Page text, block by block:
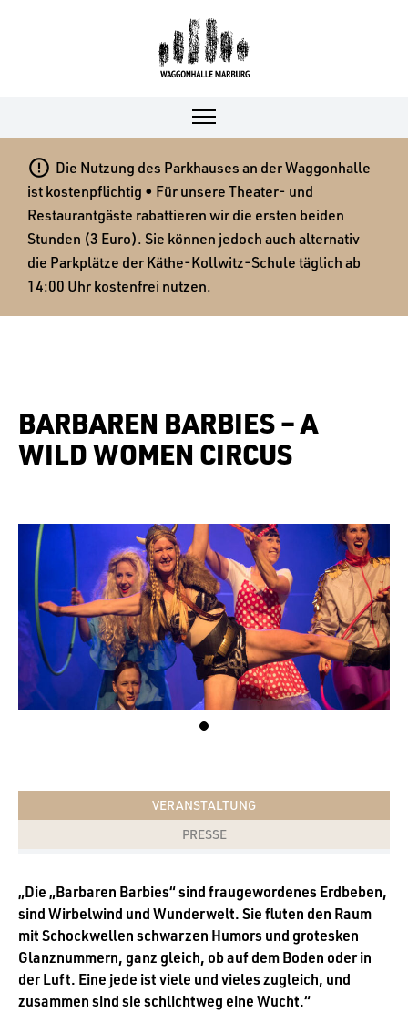
 Die Nutzung des Parkhauses an der Waggonhalle
ist kostenpflichtig • Für unsere Theater- und
Restaurantgäste rabattieren wir die ersten beiden
Stunden (3 Euro). Sie können jedoch auch alternativ
die Parkplätze der Käthe-Kollwitz-Schule täglich ab
14:00 Uhr kostenfrei nutzen.
BARBAREN BARBIES – A
WILD WOMEN CIRCUS
VERANSTALTUNG
PRESSE
„Die „Barbaren Barbies“ sind fraugewordenes Erdbeben,
sind Wirbelwind und Wunderwelt. Sie fluten den Raum
mit Schockwellen schwarzen Humors und grotesken
Glanznummern, ganz gleich, ob auf dem Boden oder in
der Luft. Eine jede ist viele und vieles zugleich, und
zusammen sind sie schlichtweg eine Wucht.“